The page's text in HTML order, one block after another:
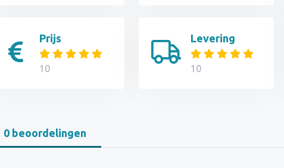
Prijs
10
Levering
10
0 beoordelingen